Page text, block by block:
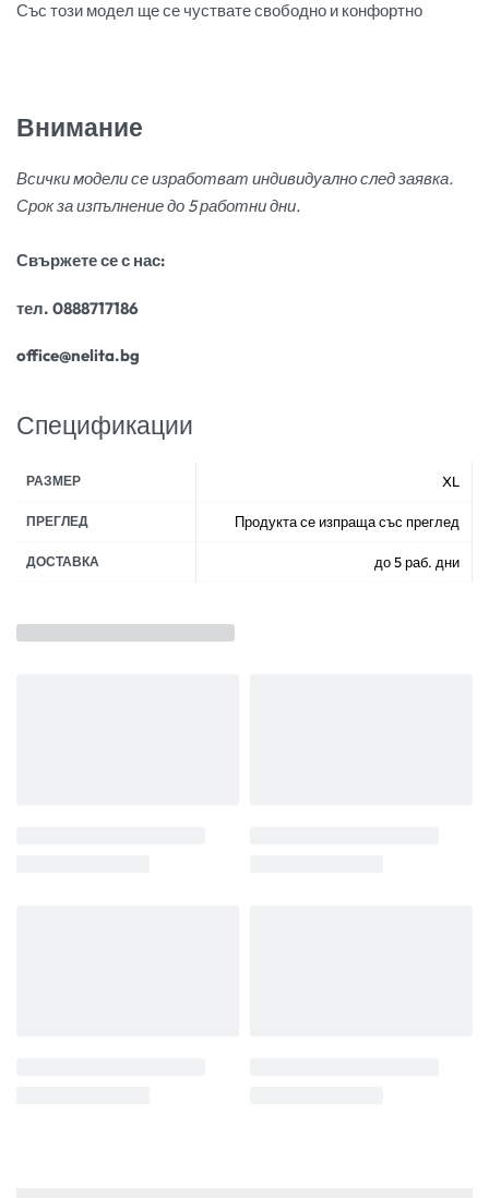
Със този модел ще се чуствате свободно и конфортно
Внимание
Всички модели се изработват индивидуално след заявка.
Срок за изпълнение до 5 работни дни.
Свържете се с нас:
тел. 0888717186
office@nelita.bg
Спецификации
РАЗМЕР XL
ПРЕГЛЕД Продукта се изпраща със преглед
ДОСТАВКА до 5 раб. дни